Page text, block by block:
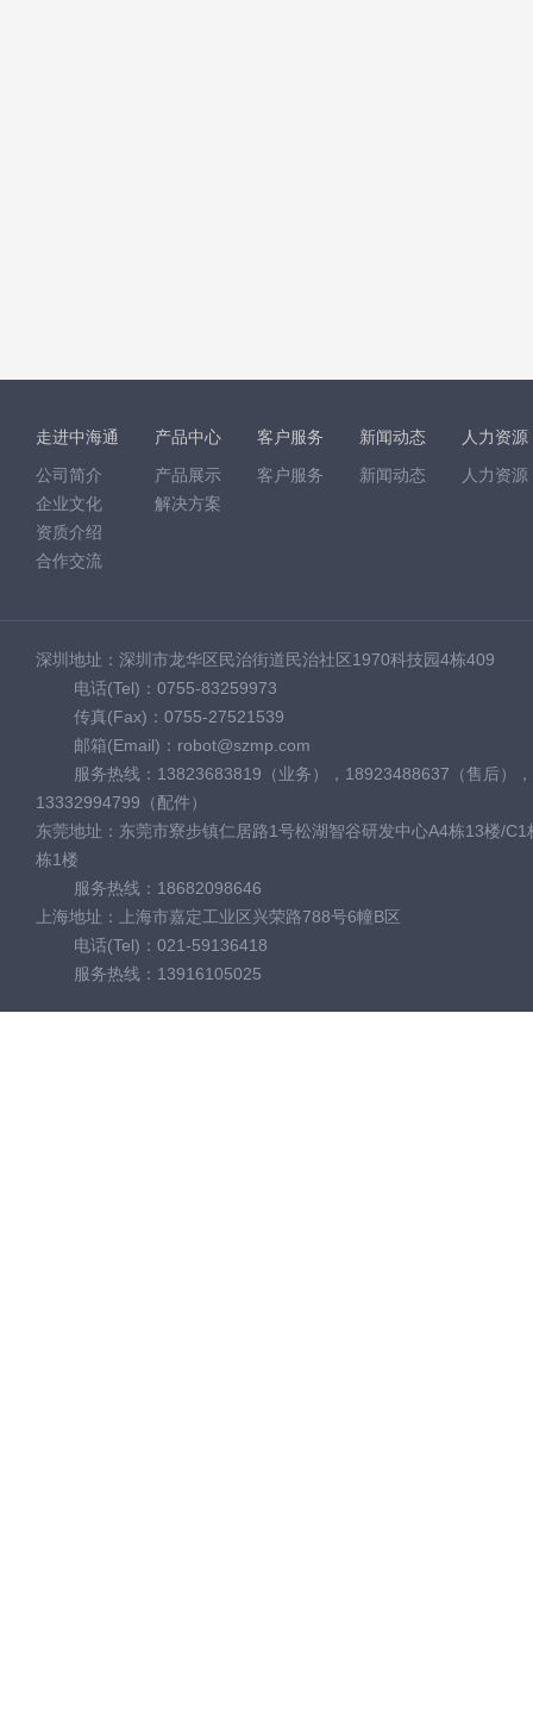
走进中海通
公司简介
企业文化
资质介绍
合作交流
产品中心
产品展示
解决方案
客户服务
客户服务
新闻动态
新闻动态
人力资源
人力资源
深圳地址：深圳市龙华区民治街道民治社区1970科技园4栋409
电话(Tel)：0755-83259973
传真(Fax)：0755-27521539
邮箱(Email)：robot@szmp.com
服务热线：13823683819（业务），18923488637（售后），
13332994799（配件）
东莞地址：东莞市寮步镇仁居路1号松湖智谷研发中心A4栋13楼/C1
栋1楼
服务热线：18682098646
上海地址：上海市嘉定工业区兴荣路788号6幢B区
电话(Tel)：021-59136418
服务热线：13916105025